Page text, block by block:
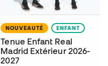
NOUVEAUTÉ ENFANT
Tenue Enfant Real
Madrid Extérieur 2026-
2027